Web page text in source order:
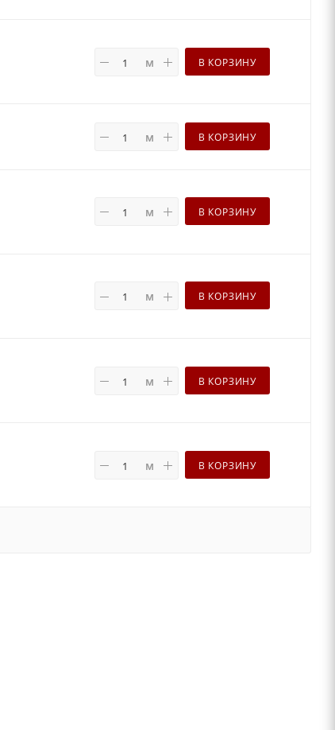
м В КОРЗИНУ
м В КОРЗИНУ
м В КОРЗИНУ
м В КОРЗИНУ
м В КОРЗИНУ
м В КОРЗИНУ